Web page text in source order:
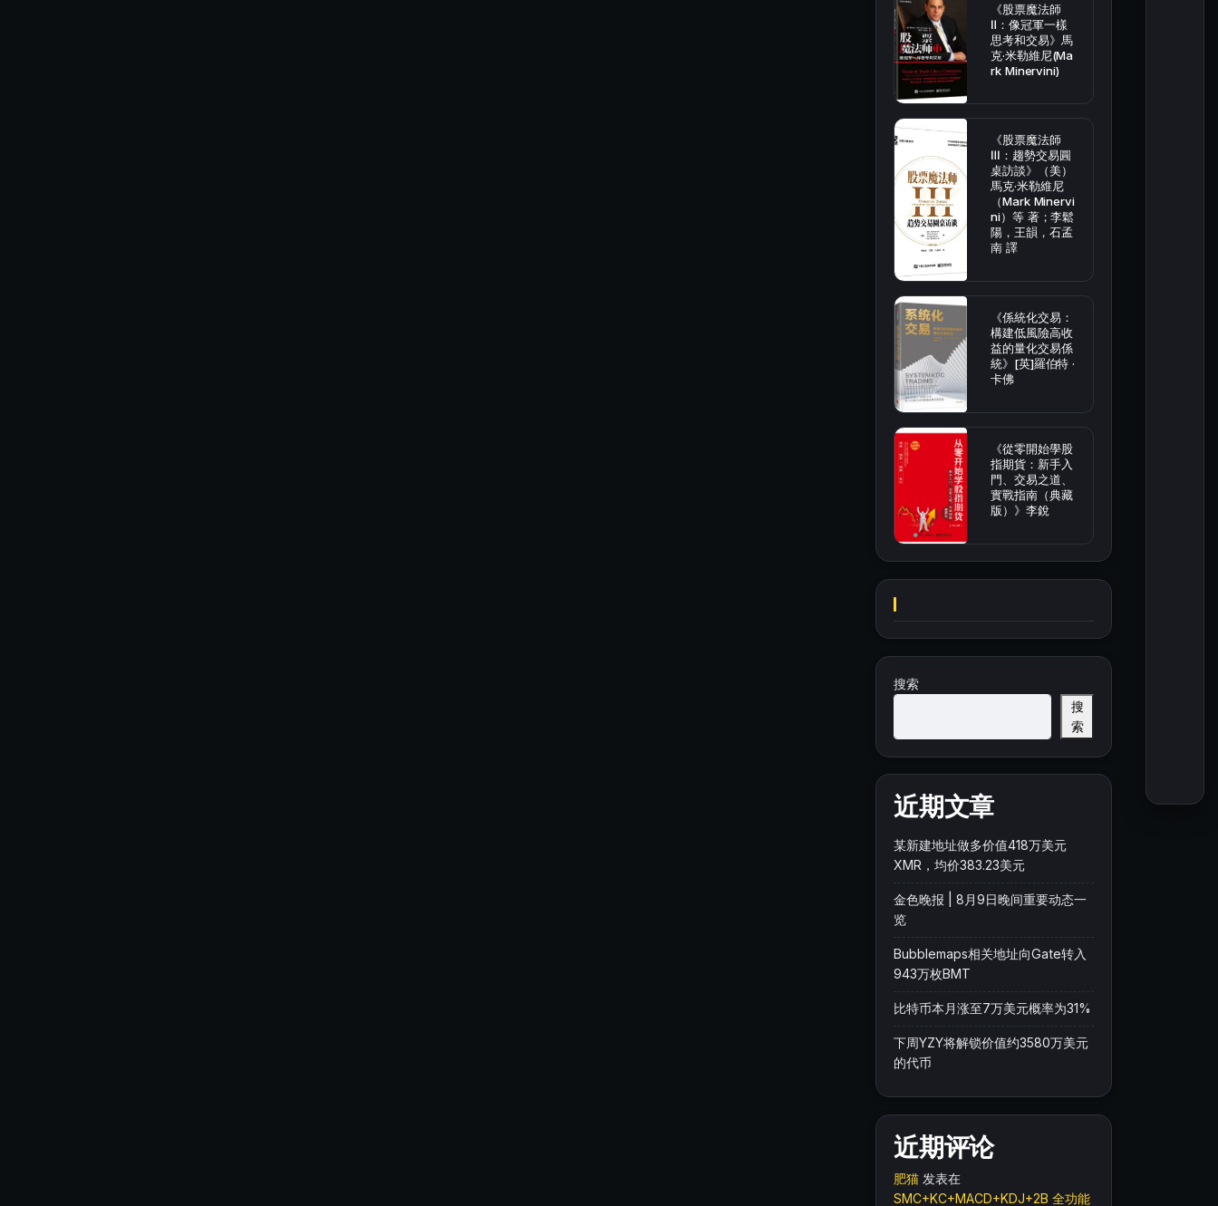
《股票魔法師
Ⅱ：像冠軍一樣
思考和交易》馬
克·米勒維尼(Ma
rk Minervini)
《股票魔法師
Ⅲ：趨勢交易圓
桌訪談》（美）
馬克·米勒維尼
（Mark Minervi
ni）等 著；李鬆
陽，王韻，石孟
南 譯
《係統化交易：
構建低風險高收
益的量化交易係
統》[英]羅伯特 ·
卡佛
《從零開始學股
指期貨：新手入
門、交易之道、
實戰指南（典藏
版）》李銳
搜索
搜
索
近期文章
某新建地址做多价值418万美元
XMR，均价383.23美元
金色晚报 | 8月9日晚间重要动态一
览
Bubblemaps相关地址向Gate转入
943万枚BMT
比特币本月涨至7万美元概率为31%
下周YZY将解锁价值约3580万美元
的代币
近期评论
肥猫 发表在
SMC+KC+MACD+KDJ+2B 全功能